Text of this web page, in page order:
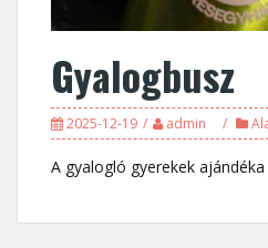
Gyalogbusz
2025-12-19 admin
A gyalogló gyerekek